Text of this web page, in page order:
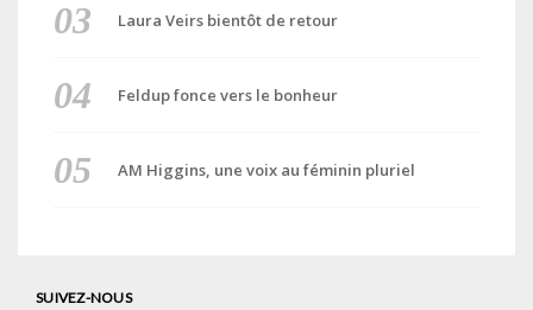
Laura Veirs bientôt de retour
Feldup fonce vers le bonheur
AM Higgins, une voix au féminin pluriel
SUIVEZ-NOUS